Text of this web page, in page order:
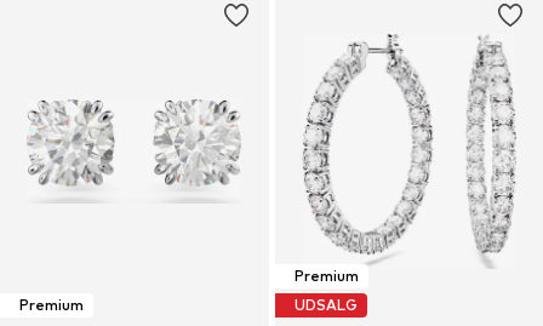
Premium
Premium
UDSALG